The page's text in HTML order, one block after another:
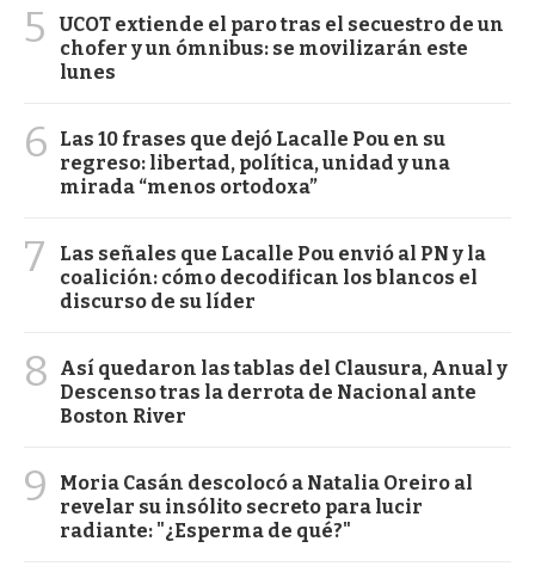
5
UCOT extiende el paro tras el secuestro de un
chofer y un ómnibus: se movilizarán este
lunes
6
Las 10 frases que dejó Lacalle Pou en su
regreso: libertad, política, unidad y una
mirada “menos ortodoxa”
7
Las señales que Lacalle Pou envió al PN y la
coalición: cómo decodifican los blancos el
discurso de su líder
8
Así quedaron las tablas del Clausura, Anual y
Descenso tras la derrota de Nacional ante
Boston River
9
Moria Casán descolocó a Natalia Oreiro al
revelar su insólito secreto para lucir
radiante: "¿Esperma de qué?"